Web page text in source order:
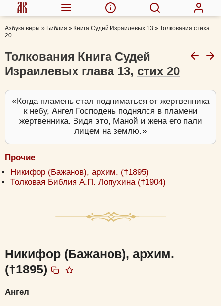
Азбука веры » Библия » Книга Судей Израилевых 13 » Толкования стиха
20
Толкования Книга Судей
Израилевых глава 13, стих 20
Когда пламень стал подниматься от жертвенника
к небу, Ангел Господень поднялся в пламени
жертвенника. Видя это, Маной и жена его пали
лицем на землю.
Прочие
Никифор (Бажанов), архим. (†1895)
Толковая Библия А.П. Лопухина (†1904)
Никифор (Бажанов), архим.
(†1895)
Ангел